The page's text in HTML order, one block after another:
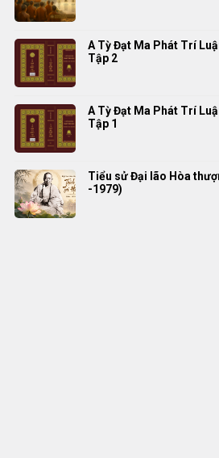
A Tỳ Đạt Ma Phát Trí
Tập 2
A Tỳ Đạt Ma Phát Trí
Tập 1
Tiểu sử Đại lão Hòa
-1979)